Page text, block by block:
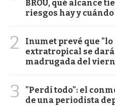
BROU, qué alcance
riesgos hay y
2
Inumet prevé que
extratropical se dará
madrugada del
3
"Perdí todo": el
de una periodista